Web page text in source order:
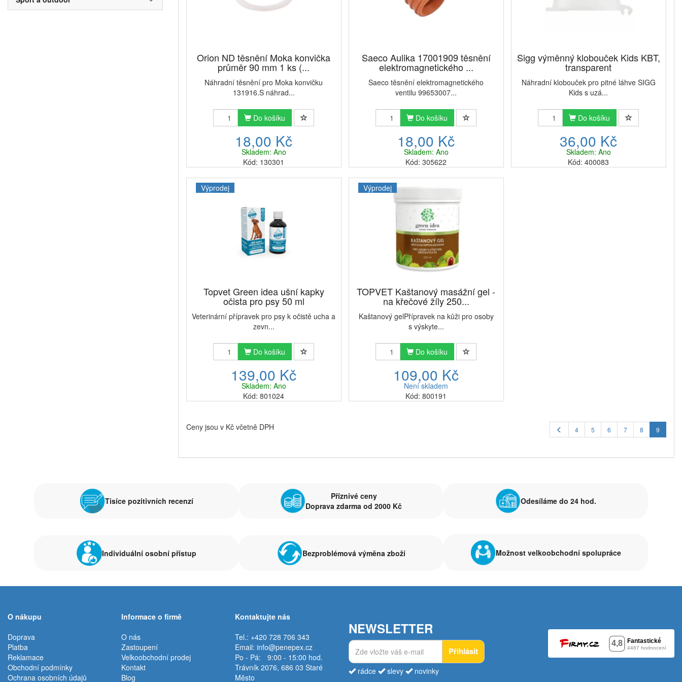
Orion ND těsnění Moka konvička
průměr 90 mm 1 ks (...
Náhradní těsnění pro Moka konvičku
131916.S náhrad...
Do košíku
18,00 Kč
Skladem: Ano
Kód: 130301
Saeco Aulika 17001909 těsnění
elektromagnetického ...
Saeco těsnění elektromagnetického
ventilu 99653007...
Do košíku
18,00 Kč
Skladem: Ano
Kód: 305622
Sigg výměnný klobouček Kids KBT,
transparent
Náhradní klobouček pro pitné láhve SIGG
Kids s uzá...
Do košíku
36,00 Kč
Skladem: Ano
Kód: 400083
Výprodej
Topvet Green idea ušní kapky
očista pro psy 50 ml
Veterinární přípravek pro psy k očistě ucha a
zevn...
Do košíku
139,00 Kč
Skladem: Ano
Kód: 801024
Výprodej
TOPVET Kaštanový masážní gel -
na křečové žíly 250...
Kaštanový gelPřípravek na kůži pro osoby
s výskyte...
Do košíku
109,00 Kč
Není skladem
Kód: 800191
Ceny jsou v Kč včetně DPH 4 5 6 7 8 9
Tisíce pozitivních recenzí
Příznivé ceny
Doprava zdarma od 2000 Kč
Odesíláme do 24 hod.
Individuální osobní přístup Bezproblémová výměna zboží Možnost velkoobchodní spolupráce
O nákupu
Doprava
Platba
Reklamace
Obchodní podmínky
Ochrana osobních údajů
Informace o firmě
O nás
Zastoupení
Velkoobchodní prodej
Kontakt
Blog
Kontaktujte nás
Tel.: +420 728 706 343
Email: info@penepex.cz
Po - Pá:
9:00 - 15:00 hod.
Trávník 2076, 686 03 Staré
Město
NEWSLETTER
Přihlásit
rádce slevy novinky